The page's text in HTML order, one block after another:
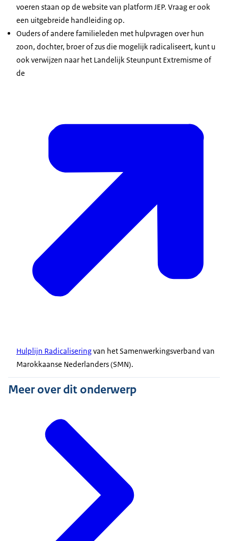
voeren staan op de website van platform JEP. Vraag er ook
een uitgebreide handleiding op.
Ouders of andere familieleden met hulpvragen over hun
zoon, dochter, broer of zus die mogelijk radicaliseert, kunt u
ook verwijzen naar het Landelijk Steunpunt Extremisme of
de
Hulplijn Radicaliseringvan het Samenwerkingsverband van
Marokkaanse Nederlanders (SMN).
Meer over dit onderwerp